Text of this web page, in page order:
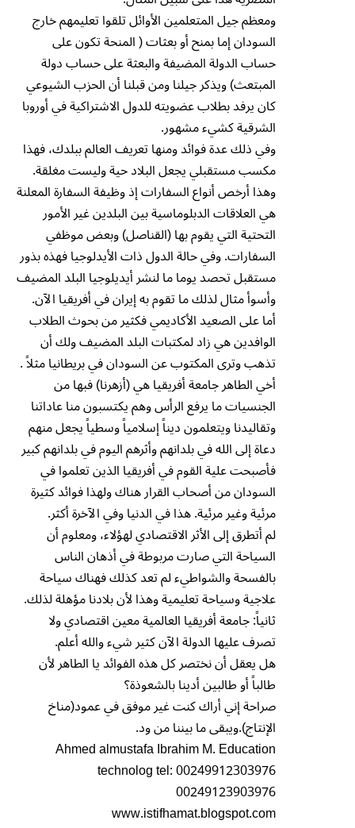
ومعظم جيل المتعلمين الأوائل تلقوا تعليمهم خارج
السودان إما بمنح أو بعثات ( المنحة تكون على
حساب الدولة المضيفة والبعثة على حساب دولة
المبتعث) ويذكر جيلنا ومن قبلنا أن الحزب الشيوعي
كان يرفد بطلاب عضويته للدول الاشتراكية في أوروبا
الشرقية كشيء مشهور.
وفي ذلك عدة فوائد ومنها تعريف العالم ببلدك، فهذا
مكسب مستقبلي يجعل البلاد حية وليست مغلقة.
وهذا أرخص أنواع السفارات إذ وظيفة السفارة المعلنة
هي العلاقات الدبلوماسية بين البلدين غير الأمور
التحتية التي يقوم بها (القناصل) وبعض موظفي
السفارات. وفي حالة الدول ذات الأيدلوجيا فهذه بذور
مستقبل تحصد يوما ما لنشر أيديلوجيا البلد المضيف
وأسوأ مثال لذلك ما تقوم به إيران في أفريقيا الآن.
أما على الصعيد الأكاديمي فكثير من بحوث الطلاب
الوافدين هي زاد لمكتبات البلد المضيف ولك أن
تذهب وترى المكتوب عن السودان في بريطانيا مثلاً .
أخي الطاهر جامعة أفريقيا هي (أزهرنا) فبها من
الجنسيات ما يرفع الرأس وهم يكتسبون منا عاداتنا
وتقاليدنا ويتعلمون ديناً إسلامياً وسطياً يجعل منهم
دعاة إلى الله في بلدانهم وأثرهم اليوم في بلدانهم كبير
فأصبحت علية القوم في أفريقيا الذين تعلموا في
السودان من أصحاب القرار هناك ولهذا فوائد كثيرة
مرئية وغير مرئية. هذا في الدنيا وفي الآخرة أكثر.
لم أتطرق إلى الأثر الاقتصادي لهؤلاء، ومعلوم أن
السياحة التي صارت مربوطة في أذهان الناس
بالفسحة والشواطيء لم تعد كذلك فهناك سياحة
علاجية وسياحة تعليمية وهذا لأن بلادنا مؤهلة لذلك.
ثانياً: جامعة أفريقيا العالمية معين اقتصادي ولا
تصرف عليها الدولة الآن كثير شيء والله أعلم.
هل يعقل أن نختصر كل هذه الفوائد يا الطاهر لأن
طالباً أو طالبين أدينا بالشعوذة؟
صراحة إني أراك كنت غير موفق في عمود(مناخ
الإنتاج).ويبقى ما بيننا من ود.
Ahmed almustafa Ibrahim M. Education
technolog tel: 00249912303976
00249123903976
www.istifhamat.blogspot.com